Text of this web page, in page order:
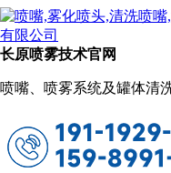
长原喷雾技术官网
喷嘴、喷雾系统及罐体清
新闻动态
当前位置：
金属钛有什么作
2023-09-27 09:23:54 阅读